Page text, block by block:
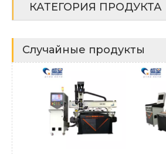
КАТЕГОРИЯ ПРОДУКТА
Случайные продукты